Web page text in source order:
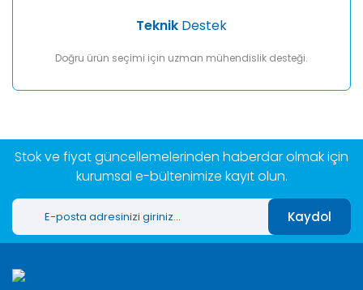
Teknik Destek
Doğru ürün seçimi için uzman mühendislik desteği.
Stok ve fiyat güncellemelerinden haberdar olmak için
kurumsal e-bültenimize kayıt olun.
Kaydol